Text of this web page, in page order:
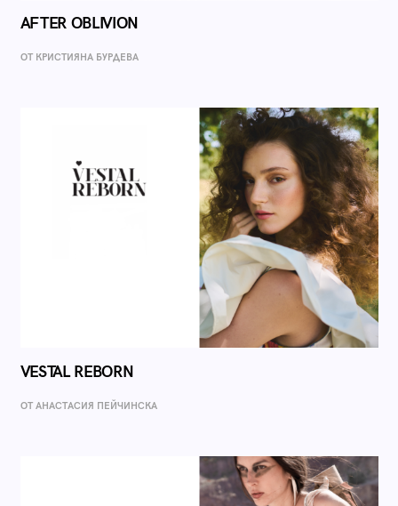
AFTER OBLIVION
ОТ КРИСТИЯНА БУРДЕВА
VESTAL REBORN
ОТ AНАСТАСИЯ ПЕЙЧИНСКА